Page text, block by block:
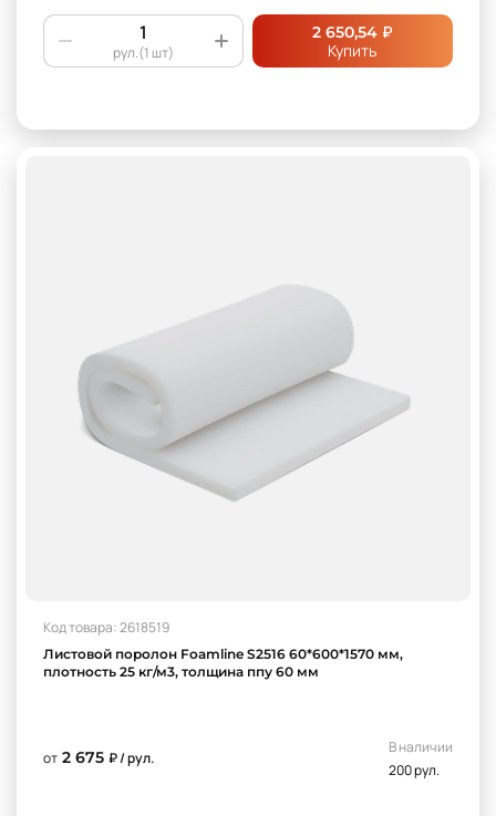
рул.(1 шт)
2 650,54 ₽
Купить
Код товара: 2618519
Листовой поролон Foamline S2516 60*600*1570 мм,
плотность 25 кг/м3, толщина ппу 60 мм
от 2 675 ₽ / рул.
В наличии
200 рул.